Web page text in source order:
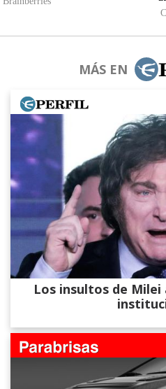
MÁS EN
Los insultos de Milei